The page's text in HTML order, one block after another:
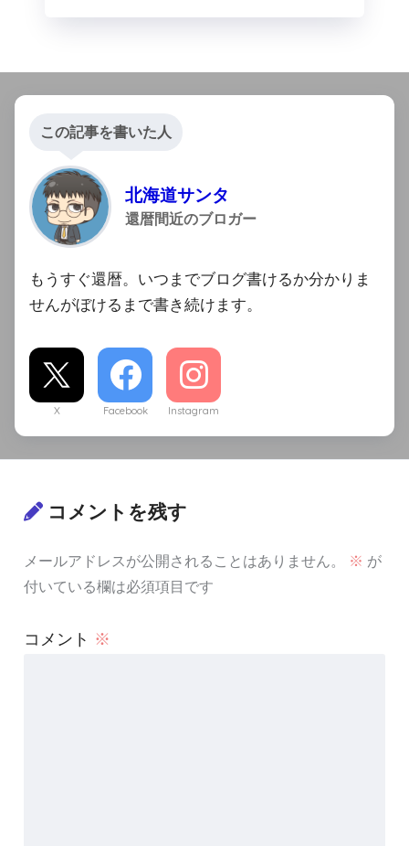
この記事を書いた人
北海道サンタ
還暦間近のブロガー
もうすぐ還暦。いつまでブログ書けるか分かりま
せんがぼけるまで書き続けます。
X Facebook Instagram
コメントを残す
メールアドレスが公開されることはありません。 ※ が
付いている欄は必須項目です
コメント ※